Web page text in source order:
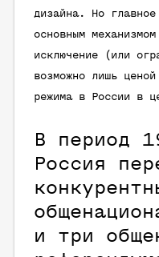
дизайна. Но
основным
исключение (или
возможно лишь
режима в России в
В период
Россия
и три